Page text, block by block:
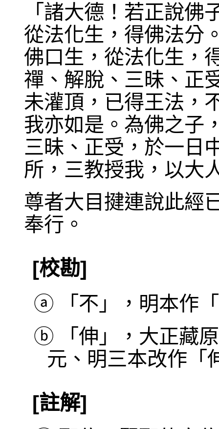
「諸大德！若正說
從法化生，得佛法分
佛口生，從法化生，
禪、解脫、三昧、正
未灌頂，已得王法，
我亦如是。為佛之子
三昧、正受，於一日
所，三教授我，以大
尊者大目揵連說此經
奉行。
[校勘]
ⓐ
「不」，明本作
ⓑ
「伸」，大正藏
元、明三本改作「
[註解]